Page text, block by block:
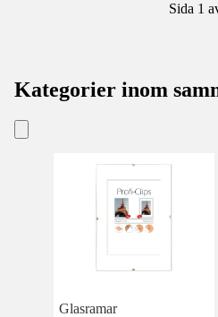
Sida 1
Kategorier inom
Glasramar